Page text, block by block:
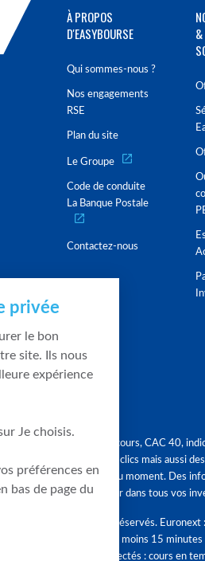
À PROPOS
D'EASYBOURSE
Qui sommes-nous ?
Nos engagements
RSE
Plan du site
Le Groupe
Code de conduite
La Banque Postale
Contactez-nous
&
Graphique, cours, CAC 40,
en quelques clics mais aussi
tendances du moment. Des
accompagner dans tous vos
Tous droits réservés.
différés d'au moins 15
clients connectés : cours en
privée
le bon
site. Ils nous
expérience
Je choisis.
préférences en
bas de page du